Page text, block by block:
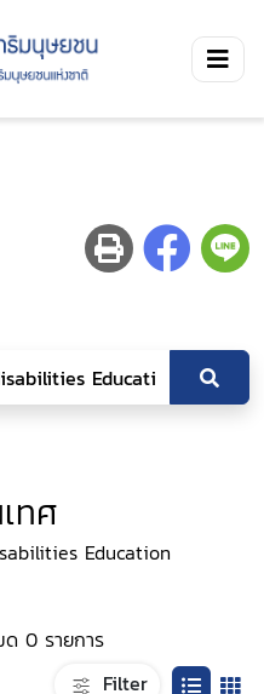
ทศ
Education
0 รายการ
Filter